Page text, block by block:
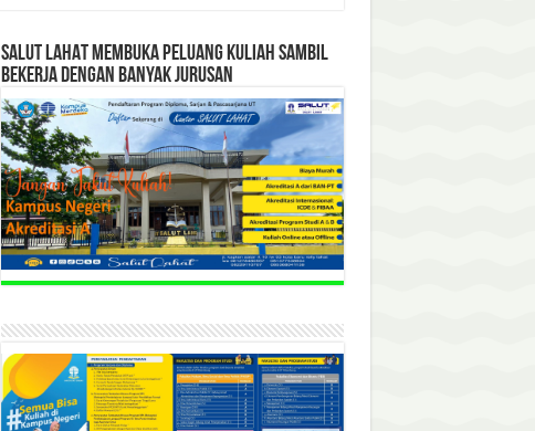
SALUT LAHAT MEMBUKA PELUANG KULIAH SAMBIL
BEKERJA DENGAN BANYAK JURUSAN